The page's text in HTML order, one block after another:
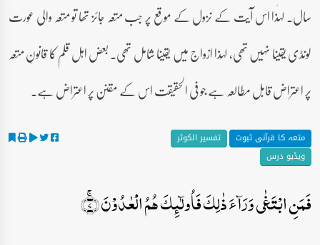
سال۔ لہٰذا اس آیت کے نزول کے موقع پر جب متعہ جائز تھا تو متعہ والی عورت
لونڈی یقینا نہیں تھی، لہذا ازواج میں یقینا شامل تھی۔ بعض اہل قلم کا قانونِ متعہ
پر اعتراض قابل مطالعہ ہے جو فی الحقیقت اس کے مقنن پر اعتراض ہے۔
متعہ کا قرآنی ثبوت
تفسیر الکوثر
ویڈیو درس
فَمَنِ ابۡتَغٰی وَرَآءَ ذٰلِکَ فَاُولٰٓئِکَ ہُمُ الۡعٰدُوۡنَ ۚ﴿۷﴾